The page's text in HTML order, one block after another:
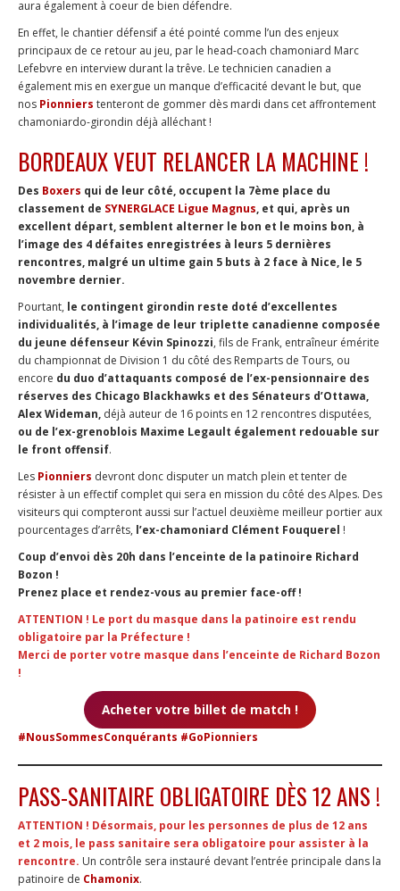
aura également à coeur de bien défendre.
En effet, le chantier défensif a été pointé comme l’un des enjeux
principaux de ce retour au jeu, par le head-coach chamoniard Marc
Lefebvre en interview durant la trêve. Le technicien canadien a
également mis en exergue un manque d’efficacité devant le but, que
nos Pionniers tenteront de gommer dès mardi dans cet affrontement
chamoniardo-girondin déjà alléchant !
BORDEAUX VEUT RELANCER LA MACHINE !
Des Boxers qui de leur côté, occupent la 7ème place du
classement de SYNERGLACE Ligue Magnus, et qui, après un
excellent départ, semblent alterner le bon et le moins bon, à
l’image des 4 défaites enregistrées à leurs 5 dernières
rencontres, malgré un ultime gain 5 buts à 2 face à Nice, le 5
novembre dernier.
Pourtant, le contingent girondin reste doté d’excellentes
individualités, à l’image de leur triplette canadienne composée
du jeune défenseur Kévin Spinozzi, fils de Frank, entraîneur émérite
du championnat de Division 1 du côté des Remparts de Tours, ou
encore du duo d’attaquants composé de l’ex-pensionnaire des
réserves des Chicago Blackhawks et des Sénateurs d’Ottawa,
Alex Wideman, déjà auteur de 16 points en 12 rencontres disputées,
ou de l’ex-grenoblois Maxime Legault également redouable sur
le front offensif.
Les Pionniers devront donc disputer un match plein et tenter de
résister à un effectif complet qui sera en mission du côté des Alpes. Des
visiteurs qui compteront aussi sur l’actuel deuxième meilleur portier aux
pourcentages d’arrêts, l’ex-chamoniard Clément Fouquerel !
Coup d’envoi dès 20h dans l’enceinte de la patinoire Richard
Bozon !
Prenez place et rendez-vous au premier face-off !
ATTENTION ! Le port du masque dans la patinoire est rendu
obligatoire par la Préfecture !
Merci de porter votre masque dans l’enceinte de Richard Bozon
!
Acheter votre billet de match !
#NousSommesConquérants #GoPionniers
PASS-SANITAIRE OBLIGATOIRE DÈS 12 ANS !
ATTENTION ! Désormais, pour les personnes de plus de 12 ans
et 2 mois, le pass sanitaire sera obligatoire pour assister à la
rencontre. Un contrôle sera instauré devant l’entrée principale dans la
patinoire de Chamonix.